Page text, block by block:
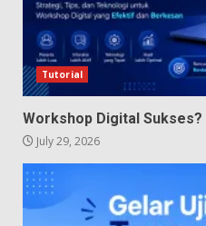
Tutorial
Workshop Digital Sukses?
July 29, 2026